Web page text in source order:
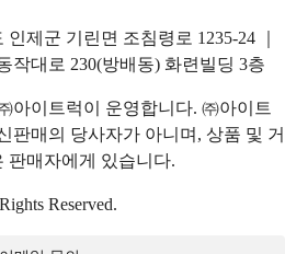
제군 기린면 조침령로 1235-24 ｜
작대로 230(방배동) 화련빌딩 3층
아이트럭이 운영합니다. ㈜아이트
판매의 당사자가 아니며, 상품 및 거
판매자에게 있습니다.
Reserved.